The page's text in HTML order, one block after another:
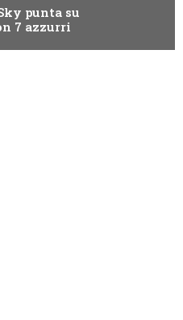
punta su
7 azzurri